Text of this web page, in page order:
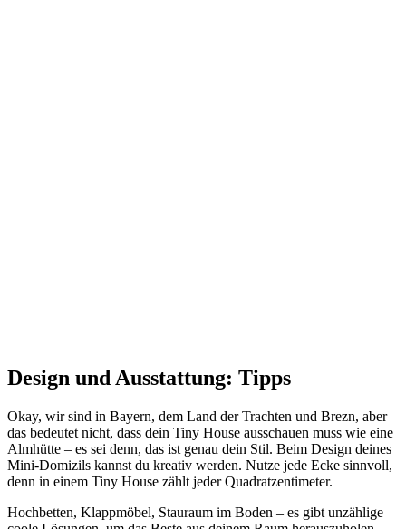
Design und Ausstattung: Tipps
Okay, wir sind in Bayern, dem Land der Trachten und Brezn, aber
das bedeutet nicht, dass dein Tiny House ausschauen muss wie eine
Almhütte – es sei denn, das ist genau dein Stil. Beim Design deines
Mini-Domizils kannst du kreativ werden. Nutze jede Ecke sinnvoll,
denn in einem Tiny House zählt jeder Quadratzentimeter.
Hochbetten, Klappmöbel, Stauraum im Boden – es gibt unzählige